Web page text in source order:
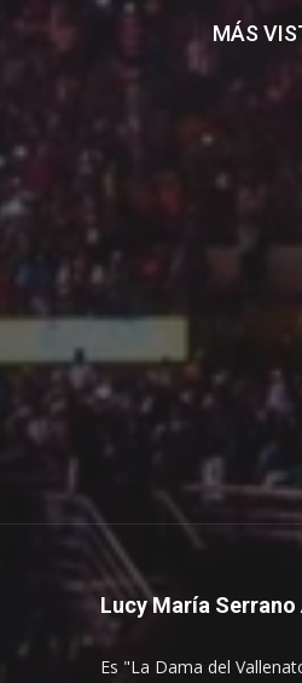
MÁS
Lucy María Serrano
Es "La Dama del